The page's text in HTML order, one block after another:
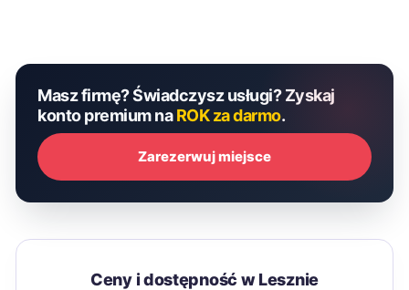
Masz firmę? Świadczysz usługi? Zyskaj
konto premium naROK za darmo.
Zarezerwuj miejsce
Ceny i dostępność w Lesznie